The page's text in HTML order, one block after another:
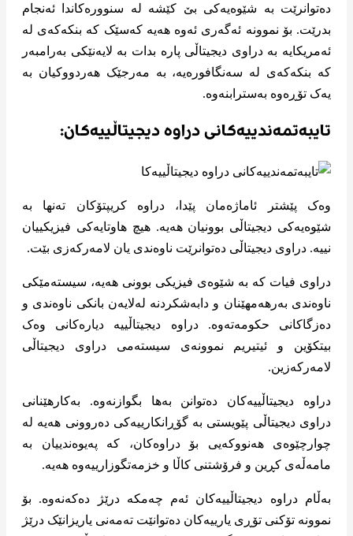
دەتوانرێت بە شێوەیەکی بێ کێشە لە سنوورەکاندا ئەنجام
بدرێت. بۆ نموونە ئەگەری ئەوە هەیە کەسێک کە بنکەکەی لە
ئەمریکایە بە دراوی دیجیتاڵی پارە بدات بە لایەنێکی بەرامبەر
کە بنکەکەی لە سەنگافورەیە، بە مەرجێک هەردووکیان بە
یەک تۆڕەوە بەسترابنەوە.
تایبەتمەندییەکانی دراوە دیجیتاڵییەکان:
وەک پێشتر ئاماژەمان پێدا، دراوە کریپتۆکان تەنها بە
شێوەیەکی دیجیتاڵی بوونیان هەیە. هیچ هاوتایەکی فیزیکییان
نییە. دراوی دیجیتاڵی دەتوانرێت ناوەندی یان لامەرکەزی بێت.
دراوی فیات کە بە شێوەی فیزیکی بوونی هەیە، سیستەمێکی
ناوەندی بەرهەمهێنان و دابەشکردنە لەلایەن بانکی ناوەندی و
دەزگاکانی حکومەتەوە. دراوە دیجیتاڵییە دیارەکانی وەک
بیتکۆین و ئیتیریم نموونەی سیستەمی دراوی دیجیتاڵی
لامەرکەزین.
دراوە دیجیتاڵییەکان دەتوانن بەها بگوازنەوە. بەکارهێنانی
دراوی دیجیتاڵی پێویستی بە گۆڕانکارییەکی دەروونی هەیە لە
چوارچێوەی هەنووکەیی بۆ دراوەکان، کە پەیوەندییان بە
مامەڵەی کڕین و فرۆشتنی کاڵا و خزمەتگوزارییەوە هەیە.
بەڵام دراوە دیجیتاڵییەکان ئەم چەمکە درێژ دەکەنەوە. بۆ
نموونە تۆکنی تۆڕی یارییەکان دەتوانێت تەمەنی یاریزانێک درێژ